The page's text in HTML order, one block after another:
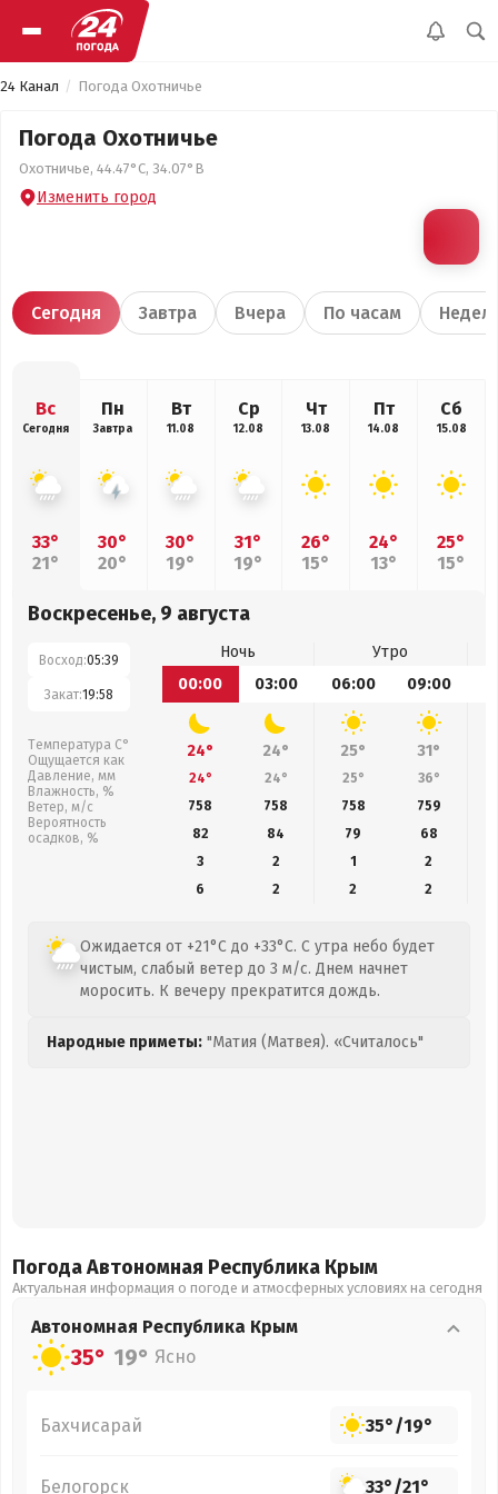
24 Канал Погода Охотничье
Погода Охотничье
Охотничье, 44.47°С, 34.07°В
Изменить город
Сегодня Завтра Вчера По часам
Вс
Сегодня
33°
21°
Пн
Завтра
30°
20°
Вт
11.08
30°
19°
Ср
12.08
31°
19°
Чт
13.08
26°
15°
Пт
14.08
24°
13°
Сб
15.08
25°
15°
Воскресенье, 9 августа
Восход:05:39
Закат:19:58
Температура С°
Ощущается как
Давление, мм
Влажность, %
Ветер, м/с
Вероятность
осадков, %
Ночь
Утро
00:00
03:00 06:00 09:00
24° 24° 25° 31°
24° 24° 25° 36°
758
758 758 759
82
84 79 68
3
2 1
2
6
2 2 2
Ожидается от +21°C до +33°C. С утра небо будет
чистым, слабый ветер до 3 м/с. Днем начнет
моросить. К вечеру прекратится дождь.
Народные приметы: "Матия (Матвея). «Считалось"
Погода Автономная Республика Крым
Актуальная информация о погоде и атмосферных условиях на сегодня
Автономная Республика Крым
35° 19° Ясно
Бахчисарай 35°/19°
Белогорск 33°/21°